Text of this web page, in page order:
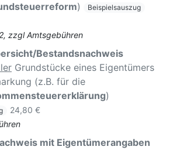
) Beispielsauszug
zzgl Amtsgebühren
Bestandsnachweis
Grundstücke eines Eigentümers
(z.B. für die
)
24,80 €
mit Eigentümerangaben